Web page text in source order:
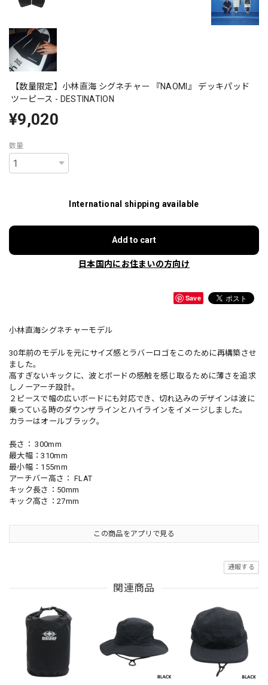
【数量限定】小林直海 シグネチャー 『NAOMI』 デッキパッド
ツーピース - DESTINATION
¥9,020
数量
International shipping available
Add to cart
日本国内にお住まいの方向け
Save
小林直海シグネチャーモデル
30年前のモデルを元にサイズ感とラバーロゴをこのために再構築させ
ました。
高すぎないキックに、波とボードの感触を感じ取るために薄さを追求
しノーアーチ設計。
２ピースで幅の広いボードにも対応でき、切れ込みのデザインは波に
乗っている時のダウンザラインとハイラインをイメージしました。
カラーはオールブラック。
長さ： 300mm
最大幅：310mm
最小幅：155mm
アーチバー高さ： FLAT
キック長さ：50mm
キック高さ：27mm
この商品をアプリで見る
通報する
関連商品